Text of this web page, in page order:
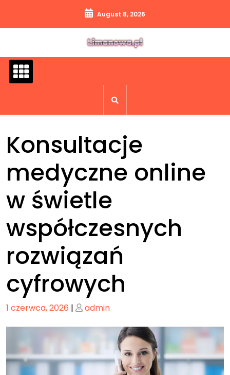
content
August 8, 2026
Konsultacje
medyczne online
w świetle
współczesnych
rozwiązań
cyfrowych
Posted
1 czerwca, 2026 | Posted
admin